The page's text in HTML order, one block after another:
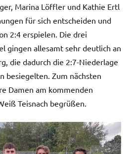
Marina Löffler und Kathie Ertl
für sich entscheiden und
2:4 erspielen. Die drei
gingen allesamt sehr deutlich an
die dadurch die 2:7-Niederlage
besiegelten. Zum nächsten
Damen am kommenden
Teisnach begrüßen.